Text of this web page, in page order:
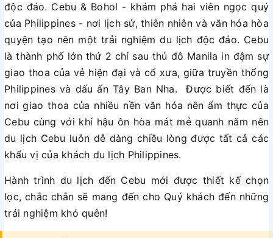
độc đáo. Cebu & Bohol - khám phá hai viên ngọc quý
của Philippines - nơi lịch sử, thiên nhiên và văn hóa hòa
quyện tạo nên một trải nghiệm du lịch độc đáo. Cebu
là thành phố lớn thứ 2 chỉ sau thủ đô Manila in đậm sự
giao thoa của vẻ hiện đại và cổ xưa, giữa truyền thống
Philippines và dấu ấn Tây Ban Nha. Được biết đến là
nơi giao thoa của nhiều nền văn hóa nên ẩm thực của
Cebu cùng với khí hậu ôn hòa mát mẻ quanh năm nên
du lịch Cebu luôn dễ dàng chiều lòng được tất cả các
khẩu vị của khách du lịch Philippines.
Hành trình du lịch đến Cebu mới được thiết kế chọn
lọc, chắc chắn sẽ mang đến cho Quý khách đến những
trải nghiệm khó quên!